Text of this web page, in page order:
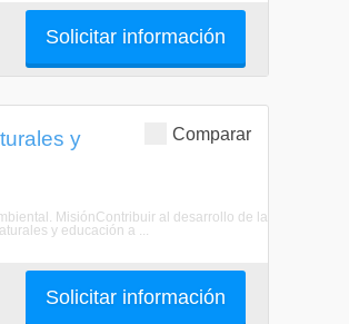
Solicitar información
Comparar
y
MisiónContribuir al desarrollo de la
y educación a ...
Solicitar información